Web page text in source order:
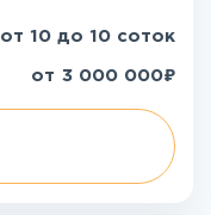
от 10 до 10 соток
от 3 000 000₽